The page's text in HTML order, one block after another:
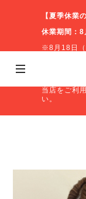
【夏季休業
休業期間：8
※8月18日（
休業期間中
につきまし
当店をご利
い。